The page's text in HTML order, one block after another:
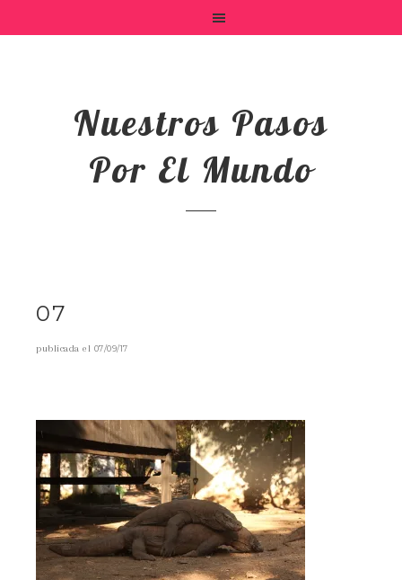
Nuestros Pasos
Por El Mundo
07
publicada el 07/09/17